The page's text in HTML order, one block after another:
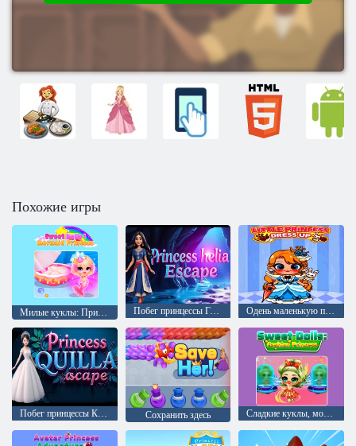
Похожие игры
Милые куклы: Принцесса-русалка Побег принцессы Гелии Одень маленькую принцессу
Побег принцессы Киллы Сохранить здесь Сладкие куклы, модная принцесса